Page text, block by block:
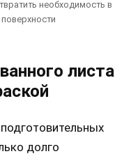
необходимость в
листа
долго